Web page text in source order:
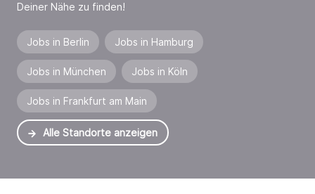
Deiner Nähe zu finden!
Jobs in Berlin Jobs in Hamburg
Jobs in München Jobs in Köln
Jobs in Frankfurt am Main
Alle Standorte anzeigen